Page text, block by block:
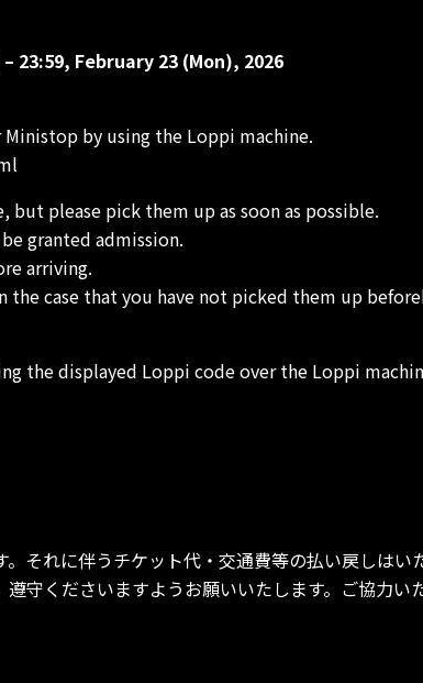
23:59, February 23 (Mon), 2026
by using the Loppi machine.
please pick them up as soon as possible.
granted admission.
arriving.
case that you have not picked them up
the displayed Loppi code over the Loppi
それに伴うチケット代・交通費等の払い戻しは
守くださいますようお願いいたします。ご協力